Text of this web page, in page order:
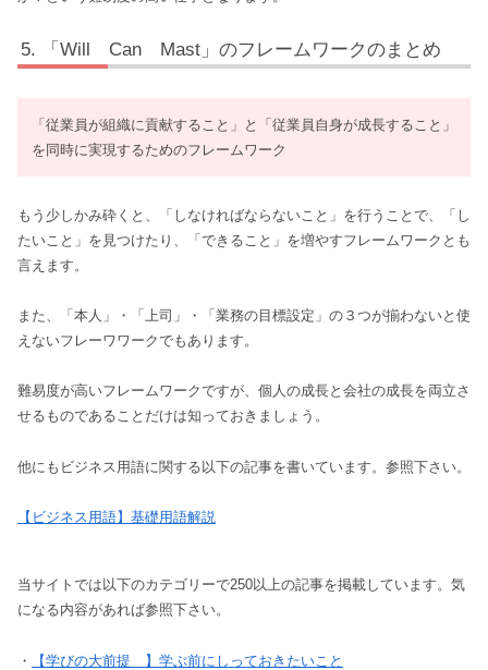
「Will Can Mast」のフレームワークのまとめ
「従業員が組織に貢献すること」と「従業員自身が成長すること」
を同時に実現するためのフレームワーク
もう少しかみ砕くと、「しなければならないこと」を行うことで、「し
たいこと」を見つけたり、「できること」を増やすフレームワークとも
言えます。
また、「本人」・「上司」・「業務の目標設定」の３つが揃わないと使
えないフレーワワークでもあります。
難易度が高いフレームワークですが、個人の成長と会社の成長を両立さ
せるものであることだけは知っておきましょう。
他にもビジネス用語に関する以下の記事を書いています。参照下さい。
【ビジネス用語】基礎用語解説
当サイトでは以下のカテゴリーで250以上の記事を掲載しています。気
になる内容があれば参照下さい。
・
【学びの大前提 】学ぶ前にしっておきたいこと